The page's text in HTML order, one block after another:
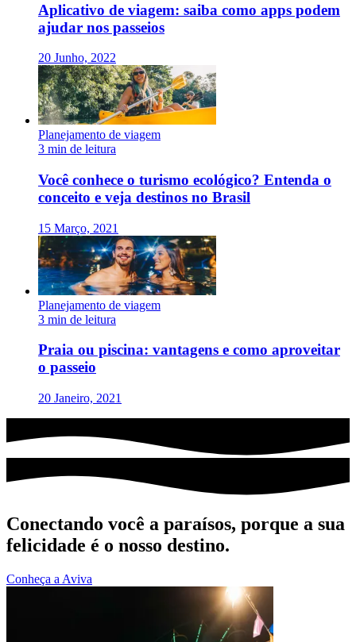
Aplicativo de viagem: saiba como apps podem
ajudar nos passeios
20 Junho, 2022
Planejamento de viagem
3 min de leitura
Você conhece o turismo ecológico? Entenda o
conceito e veja destinos no Brasil
15 Março, 2021
Planejamento de viagem
3 min de leitura
Praia ou piscina: vantagens e como aproveitar
o passeio
20 Janeiro, 2021
Conectando você a paraísos, porque a sua
felicidade é o nosso destino.
Conheça a Aviva